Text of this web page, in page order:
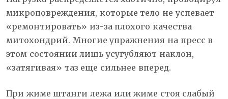
микроповреждения, которые тело не успевает
«ремонтировать» из-за плохого качества
митохондрий. Многие упражнения на пресс в
этом состоянии лишь усугубляют наклон,
«затягивая» таз еще сильнее вперед.
При жиме штанги лежа или жиме стоя слабый